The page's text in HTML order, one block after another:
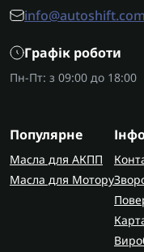
Графік роботи
Пн-Пт: з 09:00 до 18:00
Популярне
Масла для АКПП
Масла для Мотору